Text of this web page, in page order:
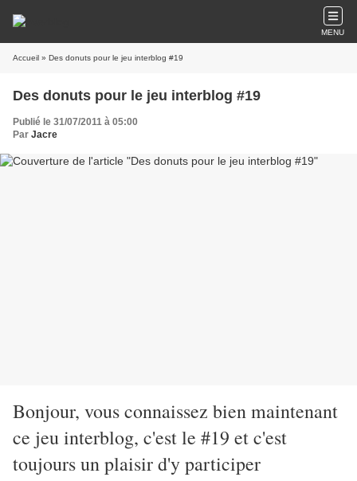
MENU
Accueil » Des donuts pour le jeu interblog #19
Des donuts pour le jeu interblog #19
Publié le 31/07/2011 à 05:00
Par Jacre
Bonjour, vous connaissez bien maintenant
ce jeu interblog, c'est le #19 et c'est
toujours un plaisir d'y participer